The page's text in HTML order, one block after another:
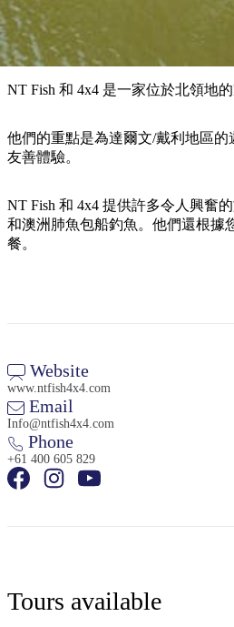
戶
外
地
區
動
榜
單
規
的
旅
訊
規
具
搜
NT Fish 和 4x4 是一家位於北領地
他們的重點是為達爾文/戴利地區
友善體驗。
NT Fish 和 4x4 提供許多令人興奮
和澳洲肺魚包船釣魚。他們還根據
餐。
Website
www.ntfish4x4.com
Email
Info@ntfish4x4.com
Phone
+61 400 605 829
Tours available